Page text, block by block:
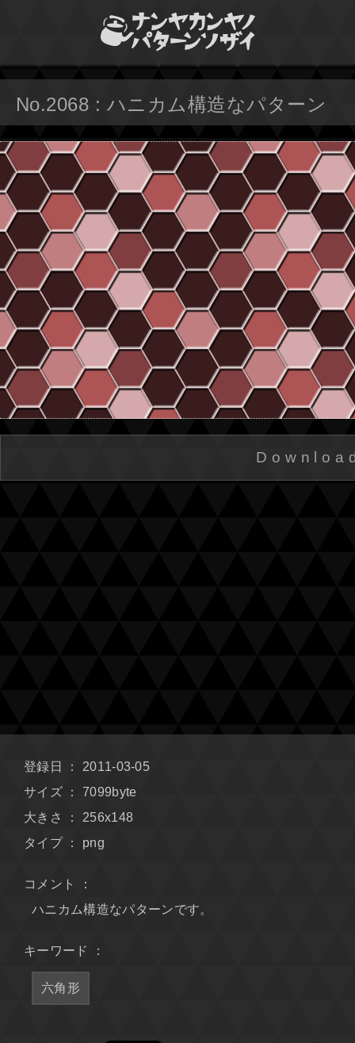
No.2068 : ハニカム構造なパターン
登録日 ： 2011-03-05
サイズ ： 7099byte
大きさ ： 256x148
タイプ ： png
コメント ：
ハニカム構造なパターンです。
キーワード ：
六角形